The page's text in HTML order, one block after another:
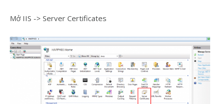
Mở IIS -> Server Certificates